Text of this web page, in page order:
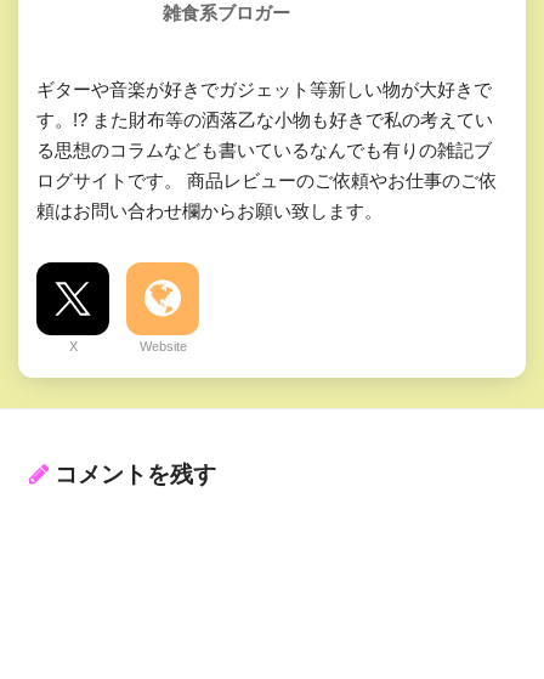
雑食系ブロガー
ギターや音楽が好きでガジェット等新しい物が大好きで
す。!? また財布等の洒落乙な小物も好きで私の考えてい
る思想のコラムなども書いているなんでも有りの雑記ブ
ログサイトです。 商品レビューのご依頼やお仕事のご依
頼はお問い合わせ欄からお願い致します。
X Website
コメントを残す